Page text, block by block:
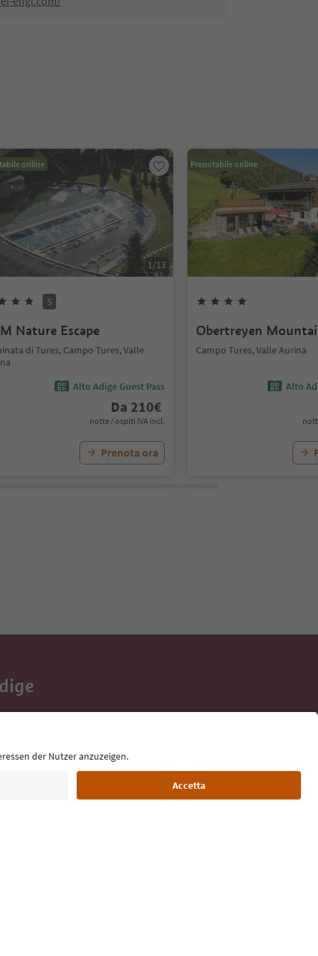
online
1/13
S
Nature Escape
di Tures, Campo Tures, Valle
Alto Adige Guest Pass
Da 210€
notte / ospiti IVA incl.
Prenota ora
Prenotabile online
Obertreyen
Campo Tures, Valle Aurina
Alto
vacanze,